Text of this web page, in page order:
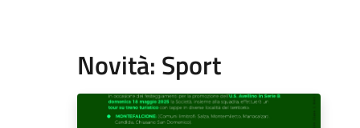
Novità: Sport